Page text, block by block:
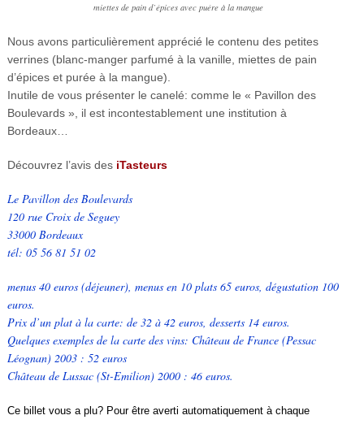
miettes de pain d’épices avec puére à la mangue
Nous avons particulièrement apprécié le contenu des petites
verrines (blanc-manger parfumé à la vanille, miettes de pain
d’épices et purée à la mangue).
Inutile de vous présenter le canelé: comme le « Pavillon des
Boulevards », il est incontestablement une institution à
Bordeaux…
Découvrez l’avis des iTasteurs
Le Pavillon des Boulevards
120 rue Croix de Seguey
33000 Bordeaux
tél: 05 56 81 51 02
menus 40 euros (déjeuner), menus en 10 plats 65 euros, dégustation 100
euros.
Prix d’un plat à la carte: de 32 à 42 euros, desserts 14 euros.
Quelques exemples de la carte des vins: Château de France (Pessac
Léognan) 2003 : 52 euros
Château de Lussac (St-Emilion) 2000 : 46 euros.
Ce billet vous a plu? Pour être averti automatiquement à chaque